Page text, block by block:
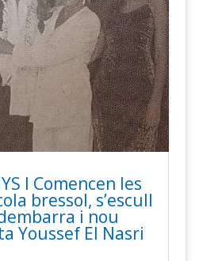
l Comencen les
bressol, s’escull
i nou
Youssef El Nasri